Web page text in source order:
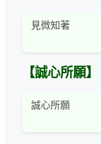
見微知著
【誠心所願】
誠心所願